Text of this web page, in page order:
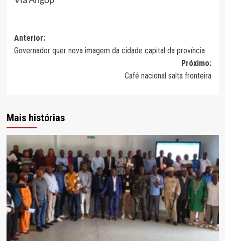
Navegação
de
Anterior:
Governador quer nova imagem da cidade capital da província
Próximo:
Café nacional salta fronteira
Mais histórias